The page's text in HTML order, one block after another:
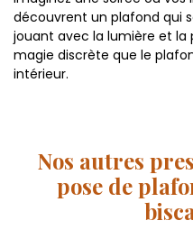
découvrent un plafond qui
jouant avec la lumière et la
magie discrète que le
intérieur.
Nos autres
pose de